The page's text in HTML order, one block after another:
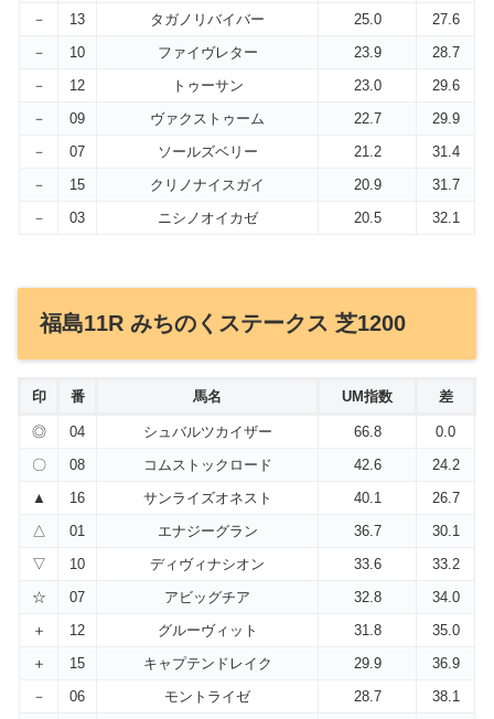
－
13 タガノリバイバー 25.0
27.6
－
10 ファイヴレター 23.9
28.7
－
12 トゥーサン 23.0
29.6
－
09 ヴァクストゥーム 22.7
29.9
－
07 ソールズベリー 21.2
31.4
－
15 クリノナイスガイ 20.9
31.7
－
03 ニシノオイカゼ 20.5 32.1
福島11R みちのくステークス 芝1200
印 番 馬名 UM指数 差
◎ 04 シュバルツカイザー 66.8
0.0
〇
08 コムストックロード 42.6
24.2
▲
16 サンライズオネスト 40.1
26.7
△
01 エナジーグラン 36.7
30.1
▽
10 ディヴィナシオン 33.6
33.2
☆
07 アビッグチア 32.8
34.0
＋
12 グルーヴィット 31.8
35.0
＋
15 キャプテンドレイク 29.9
36.9
－
06 モントライゼ 28.7
38.1